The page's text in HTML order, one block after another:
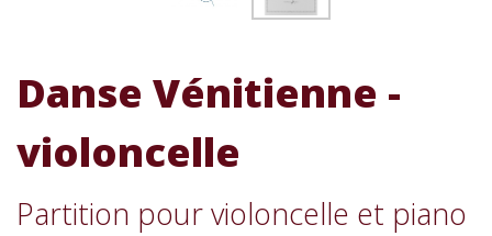
Danse Vénitienne -
violoncelle
Partition pour violoncelle et piano